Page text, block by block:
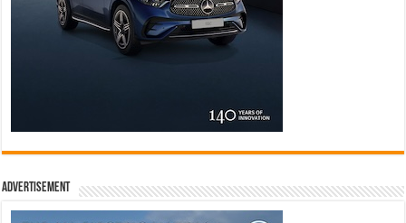
Advertisement